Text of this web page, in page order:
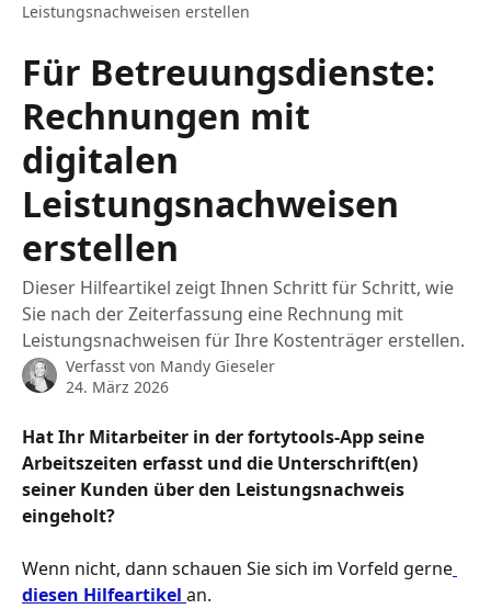
Leistungsnachweisen erstellen
Für Betreuungsdienste:
Rechnungen mit
digitalen
Leistungsnachweisen
erstellen
Dieser Hilfeartikel zeigt Ihnen Schritt für Schritt, wie
Sie nach der Zeiterfassung eine Rechnung mit
Leistungsnachweisen für Ihre Kostenträger erstellen.
Verfasst von Mandy Gieseler
24. März 2026
Hat Ihr Mitarbeiter in der fortytools-App seine
Arbeitszeiten erfasst und die Unterschrift(en)
seiner Kunden über den Leistungsnachweis
eingeholt?
Wenn nicht, dann schauen Sie sich im Vorfeld gerne
diesen Hilfeartikel an.